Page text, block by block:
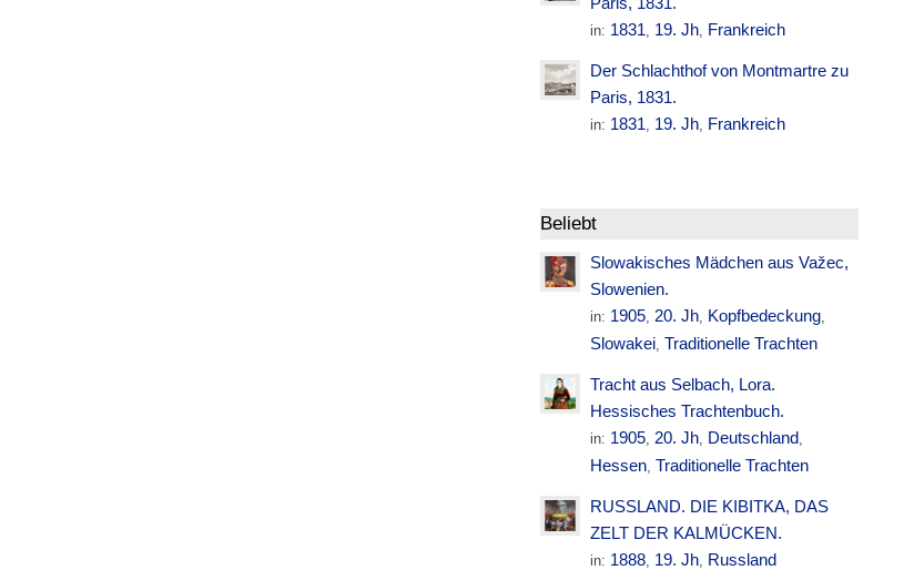
in: 1831, 19. Jh, Frankreich
Der Schlachthof von Montmartre zu
Paris, 1831.
in: 1831, 19. Jh, Frankreich
Beliebt
Slowakisches Mädchen aus Važec,
Slowenien.
in: 1905,20. Jh, Kopfbedeckung,
Slowakei, Traditionelle Trachten
Tracht aus Selbach, Lora.
Hessisches Trachtenbuch.
in: 1905,20. Jh, Deutschland,
Hessen, Traditionelle Trachten
RUSSLAND. DIE KIBITKA, DAS
ZELT DER KALMÜCKEN.
in: 1888, 19. Jh, Russland